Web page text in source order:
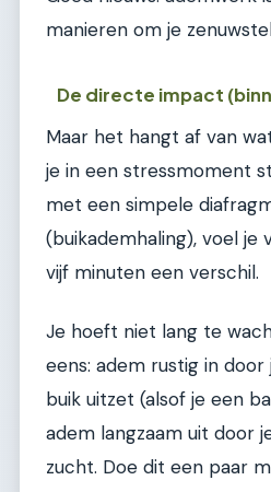
manieren om je
De directe impact
Maar het hangt af van
je in een stressmoment
met een simpele
(buikademhaling), voel je
vijf minuten een verschil.
Je hoeft niet lang te
eens: adem rustig in door
buik uitzet (alsof je een
adem langzaam uit door
zucht. Doe dit een paar